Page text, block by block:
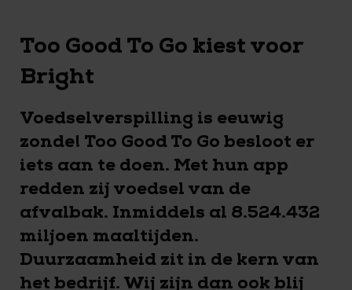
Too Good To Go kiest voor
Bright
Voedselverspilling is eeuwig
zonde! Too GoodTo Go besloot er
iets aan te doen. Met hun app
redden zij voedsel van de
afvalbak. Inmiddels al 8.524.432
miljoen maaltijden.
Duurzaamheid zit in de kern van
het bedrijf. Wij zijn dan ook blij